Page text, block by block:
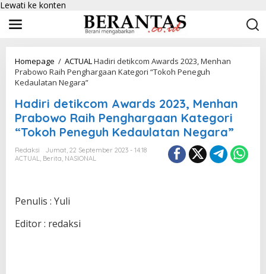
Lewati ke konten
Homepage / ACTUALHadiri detikcom Awards 2023, Menhan
Prabowo Raih Penghargaan Kategori “Tokoh Peneguh
Kedaulatan Negara”
Hadiri detikcom Awards 2023, Menhan
Prabowo Raih Penghargaan Kategori
“Tokoh Peneguh Kedaulatan Negara”
Redaksi
Jumat, 22 September 2023 - 14:18
ACTUAL, Berita, NASIONAL
Penulis : Yuli
Editor : redaksi